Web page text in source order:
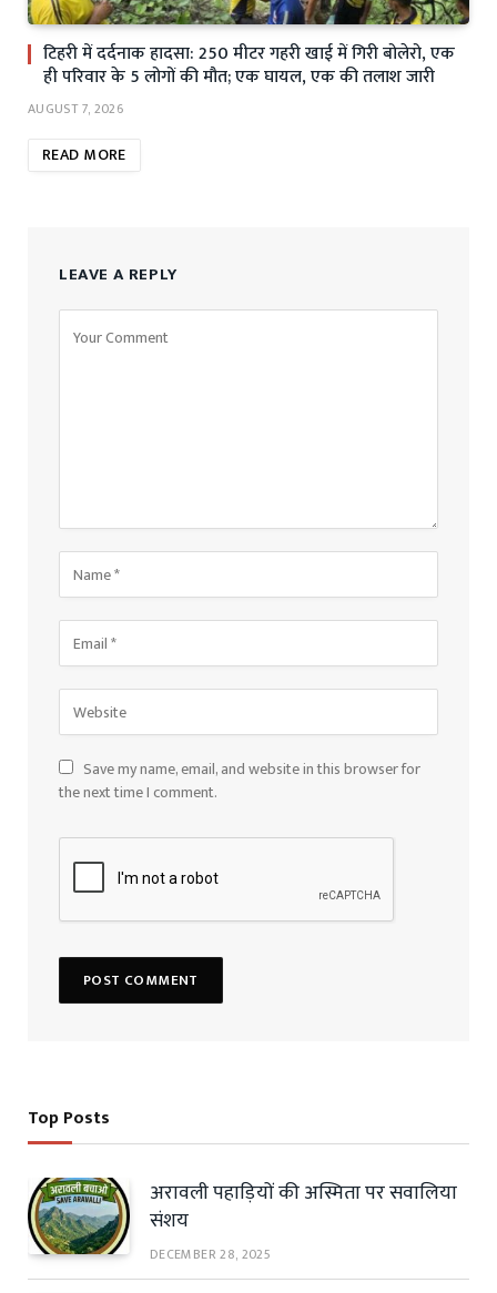
टिहरी में दर्दनाक हादसा: 250 मीटर गहरी खाई में गिरी बोलेरो, एक
ही परिवार के 5 लोगों की मौत; एक घायल, एक की तलाश जारी
AUGUST 7, 2026
READ MORE
LEAVE A REPLY
Save my name, email, and website in this browser for
the next time I comment.
Top Posts
अरावली पहाड़ियों की अस्मिता पर सवालिया
संशय
DECEMBER 28, 2025